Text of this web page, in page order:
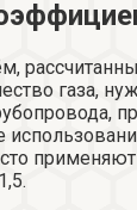
газа,